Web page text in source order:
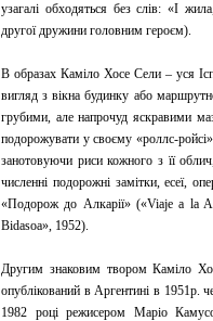
узагалі обходяться без слів: «І
другої дружини головним героєм).
В образах Каміло Хосе Сели – уся
вигляд з вікна будинку або
грубими, але напрочуд яскравими
подорожувати у своєму «роллс-
занотовуючи риси кожного з її
численні подорожні замітки, есеї,
«Подорож до Алкарії» («Viaje a la
Bidasoa», 1952).
Другим знаковим твором Каміло
опублікований в Аргентині в 1951р.
1982 році режисером Маріо